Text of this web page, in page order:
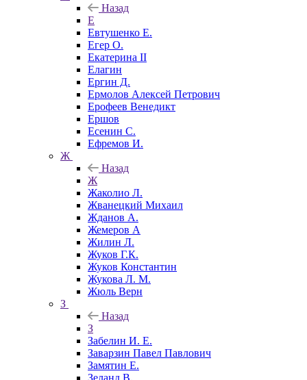
Назад
Е
Евтушенко Е.
Егер О.
Екатерина II
Елагин
Ергин Д.
Ермолов Алексей Петрович
Ерофеев Венедикт
Ершов
Есенин С.
Ефремов И.
Ж
Назад
Ж
Жаколио Л.
Жванецкий Михаил
Жданов А.
Жемеров А
Жилин Л.
Жуков Г.К.
Жуков Константин
Жукова Л. М.
Жюль Верн
З
Назад
З
Забелин И. Е.
Заварзин Павел Павлович
Замятин Е.
Зеланд В.